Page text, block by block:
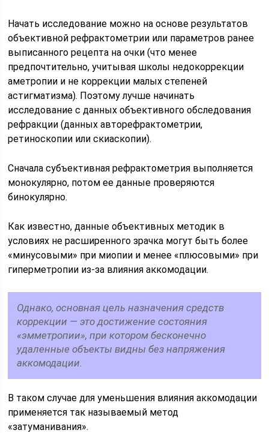
Начать исследование можно на основе результатов
объективной рефрактометрии или параметров ранее
выписанного рецепта на очки (что менее
предпочтительно, учитывая школы недокоррекции
аметропии и не коррекции малых степеней
астигматизма). Поэтому лучше начинать
исследование с данных объективного обследования
рефракции (данных авторефрактометрии,
ретиноскопии или скиаскопии).
Сначала субъективная рефрактометрия выполняется
монокулярно, потом ее данные проверяются
бинокулярно.
Как известно, данные объективных методик в
условиях не расширенного зрачка могут быть более
«минусовыми» при миопии и менее «плюсовыми» при
гиперметропии из-за влияния аккомодации.
Однако, основная цель назначения средств
коррекции — это достижение состояния
«эмметропии», при котором бесконечно
удаленные объекты видны без напряжения
аккомодации.
В таком случае для уменьшения влияния аккомодации
применяется так называемый метод
«затуманивания».